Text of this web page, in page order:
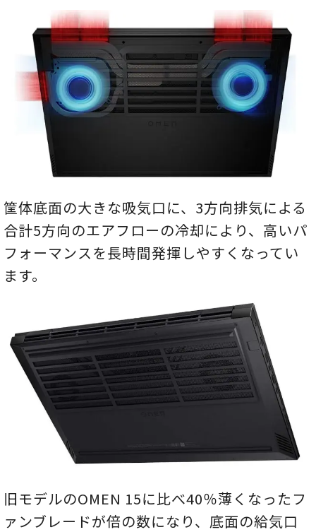
筐体底面の大きな吸気口に、3方向排気による
合計5方向のエアフローの冷却により、高いパ
フォーマンスを長時間発揮しやすくなってい
ます。
旧モデルのOMEN 15に比べ40％薄くなったフ
ァンブレードが倍の数になり、底面の給気口